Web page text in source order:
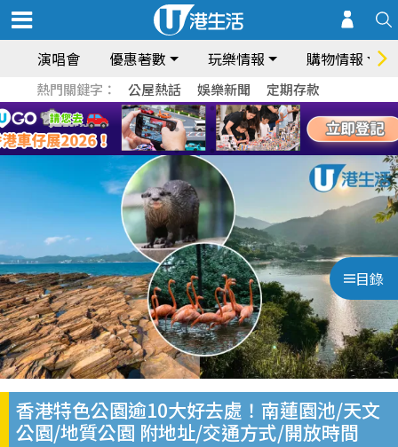
演唱會 優惠著數 玩樂情報 購物情報
熱門關鍵字： 公屋熱話 娛樂新聞 定期存款
目錄
香港特色公園逾10大好去處！南蓮園池/天文
公園/地質公園 附地址/交通方式/開放時間